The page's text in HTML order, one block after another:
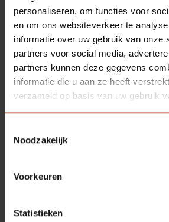
personaliseren, om functies voor
en om ons websiteverkeer te
informatie over uw gebruik van onze
partners voor social media,
partners kunnen deze gegevens
informatie die u aan ze heeft
verzameld op basis van uw gebruik
Noodzakelijk
Voorkeuren
Statistieken